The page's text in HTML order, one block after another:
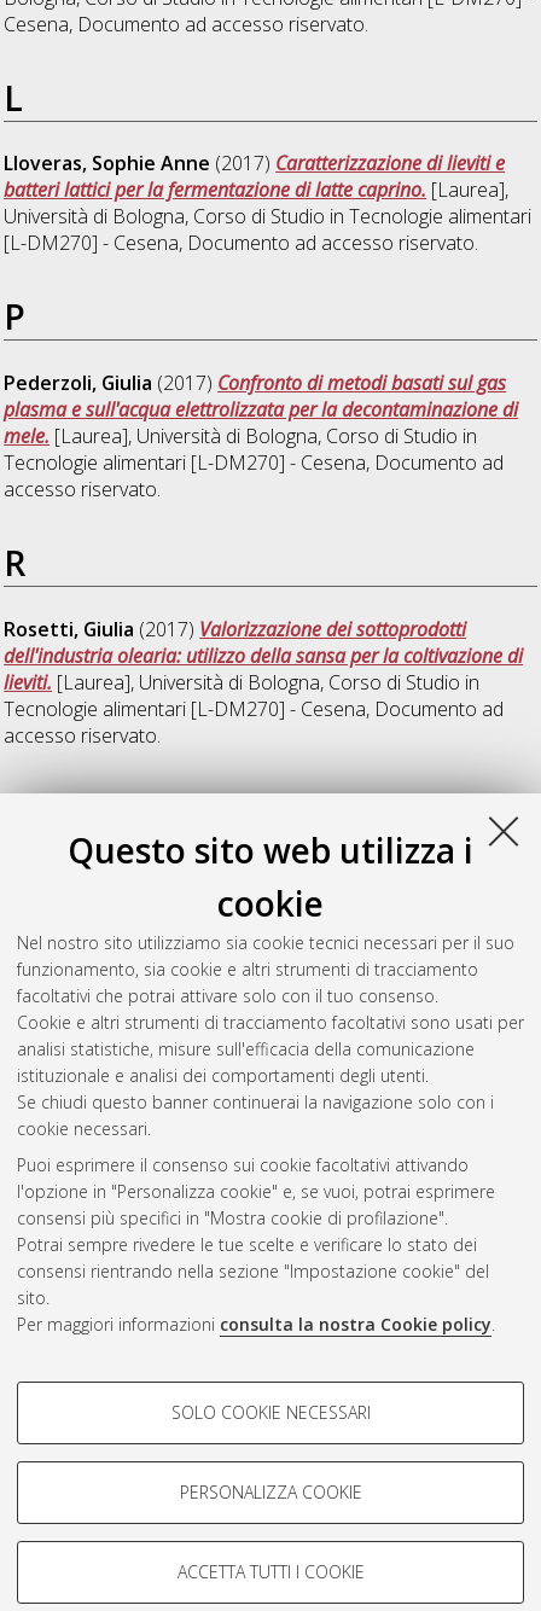
Questo sito web utilizza i
cookie
Nel nostro sito utilizziamo sia cookie tecnici necessari per il suo
funzionamento, sia cookie e altri strumenti di tracciamento
facoltativi che potrai attivare solo con il tuo consenso.
Cookie e altri strumenti di tracciamento facoltativi sono usati per
analisi statistiche, misure sull'efficacia della comunicazione
istituzionale e analisi dei comportamenti degli utenti.
Se chiudi questo banner continuerai la navigazione solo con i
cookie necessari.
Puoi esprimere il consenso sui cookie facoltativi attivando
l'opzione in "Personalizza cookie" e, se vuoi, potrai esprimere
consensi più specifici in "Mostra cookie di profilazione".
Potrai sempre rivedere le tue scelte e verificare lo stato dei
consensi rientrando nella sezione "Impostazione cookie" del
sito.
Per maggiori informazioni consulta la nostra Cookie policy.
COOKIE DI PROFILAZIONE -
Si tratta di cookie utilizzati per analizzare le caratteristiche della
navigazione degli utenti, creare profili in base al loro comportamento
Mostra cookie di profilazione
COOKIE TECNICI - NECESSARI
SOLO COOKIE NECESSARI
PERSONALIZZA COOKIE
ACCETTA TUTTI I COOKIE
Cesena, Documento ad accesso riservato.
L
Lloveras, Sophie Anne (2017) Caratterizzazione di lieviti e
batteri lattici per la fermentazione di latte caprino. [Laurea],
Università di Bologna, Corso di Studio inTecnologie alimentari
[L-DM270] - Cesena, Documento ad accesso riservato.
P
Pederzoli, Giulia (2017) Confronto di metodi basati sul gas
plasma e sull'acqua elettrolizzata per la decontaminazione di
mele. [Laurea], Università di Bologna, Corso di Studio in
Tecnologie alimentari [L-DM270] - Cesena, Documento ad
accesso riservato.
R
Rosetti, Giulia (2017) Valorizzazione dei sottoprodotti
dell'industria olearia: utilizzo della sansa per la coltivazione di
lieviti. [Laurea], Università di Bologna, Corso di Studio in
Tecnologie alimentari [L-DM270] - Cesena, Documento ad
accesso riservato.
T
Tarentini, Carlo
Saccharomyces cerevisiae in sistema modello e bevande
di olio essenziale di Satureja montana ed estratto di Cotinus
coggygria.[Laurea], Università di Bologna, Corso di Studio in
Tecnologie alimentari [L-DM270] - Cesena, Documento ad
accesso riservato.
Questa lista e' stata generata ilFri Aug 7 12:43:05 2026 CEST
Atom
Rss 1.0
Rss 2.0
AMS Laurea
Impostazioni Cookie
Informativa sulla privacy
Condizioni d’uso del sito